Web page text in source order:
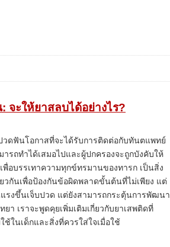
จะให้ยาสลบได้อย่างไร?
วดฟันโอกาสที่จะได้รับการติดต่อกับทันตแพทย์
รถทำได้เสมอไปและผู้ปกครองจะถูกบังคับให้
พื่อบรรเทาความทุกข์ทรมานของทารก เป็นสิ่ง
วกันเพื่อป้องกันข้อผิดพลาดขั้นต้นที่ไม่เพียง แต่
รงขึ้นเจ็บปวด แต่ยังสามารถกระตุ้นการพัฒนา
ยา เราจะพูดคุยเพิ่มเติมเกี่ยวกับยาเสพติดที่
ช้ในเด็กและสิ่งที่ควรใส่ใจเมื่อใช้